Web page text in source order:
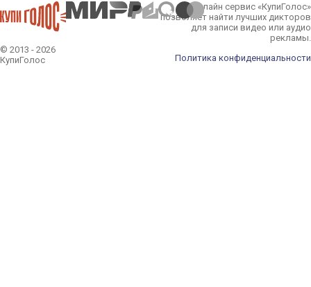
© 2013 - 2026
КупиГолос
Онлайн сервис «КупиГолос»
позволяет найти лучших дикторов
для записи видео или аудио
рекламы.
Политика конфиденциальности